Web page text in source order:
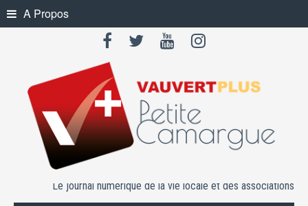
Skip
to
A Propos
Le journal numérique de la vie locale et des associations